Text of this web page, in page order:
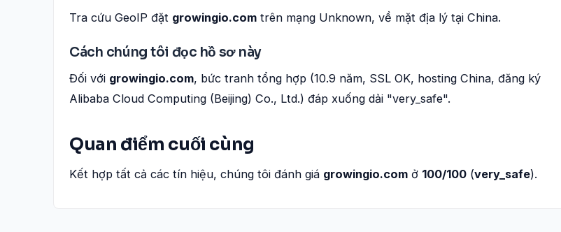
Tra cứu GeoIP đặt growingio.com trên mạng Unknown, về mặt địa lý tại China.
Cách chúng tôi đọc hồ sơ này
Đối với growingio.com, bức tranh tổng hợp (10.9 năm, SSL OK, hosting China, đăng ký
Alibaba Cloud Computing (Beijing) Co., Ltd.) đáp xuống dải "very_safe".
Quan điểm cuối cùng
Kết hợp tất cả các tín hiệu, chúng tôi đánh giá growingio.com ở 100/100 (very_safe).